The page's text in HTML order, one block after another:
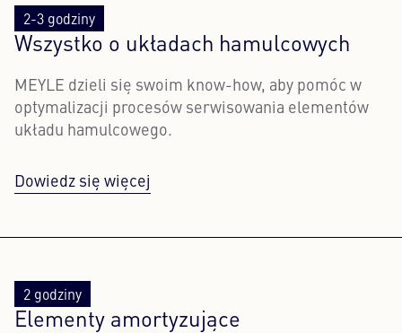
2-3 godziny
Wszystko o układach hamulcowych
MEYLE dzieli się swoim know-how, aby pomóc w
optymalizacji procesów serwisowania elementów
układu hamulcowego.
Dowiedz się więcej
2 godziny
Elementy amortyzujące